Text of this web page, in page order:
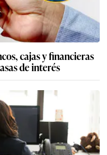
cajas y financieras
de interés